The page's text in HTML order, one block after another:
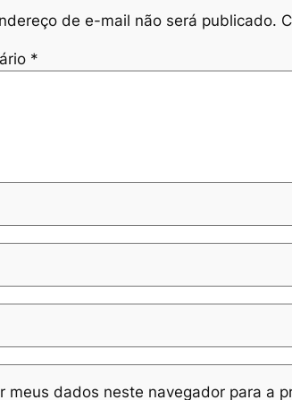
de e-mail não será publicado.
*
meus dados neste navegador para a